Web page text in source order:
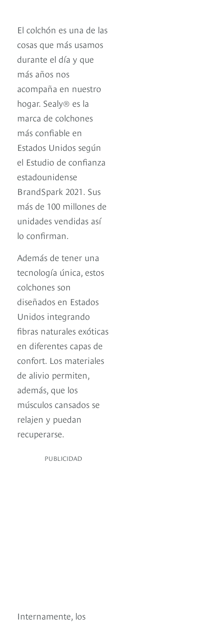
El colchón es una de las
cosas que más usamos
durante el día y que
más años nos
acompaña en nuestro
hogar. Sealy® es la
marca de colchones
más confiable en
Estados Unidos según
el Estudio de confianza
estadounidense
BrandSpark 2021. Sus
más de 100 millones de
unidades vendidas así
lo confirman.
Además de tener una
tecnología única, estos
colchones son
diseñados en Estados
Unidos integrando
fibras naturales exóticas
en diferentes capas de
confort. Los materiales
de alivio permiten,
además, que los
músculos cansados se
relajen y puedan
recuperarse.
PUBLICIDAD
Internamente, los